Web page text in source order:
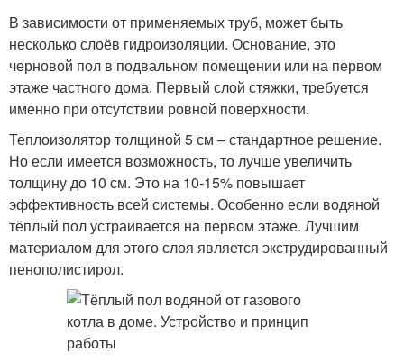
В зависимости от применяемых труб, может быть
несколько слоёв гидроизоляции. Основание, это
черновой пол в подвальном помещении или на первом
этаже частного дома. Первый слой стяжки, требуется
именно при отсутствии ровной поверхности.
Теплоизолятор толщиной 5 см – стандартное решение.
Но если имеется возможность, то лучше увеличить
толщину до 10 см. Это на 10-15% повышает
эффективность всей системы. Особенно если водяной
тёплый пол устраивается на первом этаже. Лучшим
материалом для этого слоя является экструдированный
пенополистирол.